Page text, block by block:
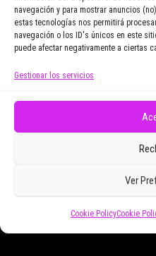
navegación y para mostrar anuncios
estas tecnologías nos permitirá
navegación o los ID's únicos en este
puede afectar negativamente a ciertas
Gestionar los servicios
Ver
Cookie PolicyCookie
Email Address
electrónicos
Funciona gracias a